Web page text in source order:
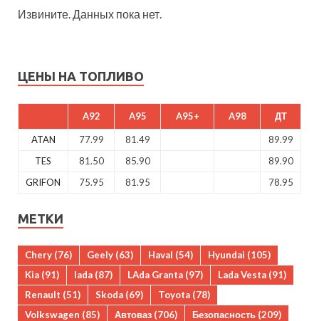
Извините. Данных пока нет.
ЦЕНЫ НА ТОПЛИВО
A92 A95 A95+ A98 ДТ
ATAN 77.99 81.49
89.99
TES
81.50 85.90
89.90
GRIFON
75.95 81.95 78.95
МЕТКИ
Chery (76) Geely (63) Haval (54) Hyundai (105)
Kia (91) lada (87) LAda Granta (97) Lada Vesta (91)
Renault (51) Skoda (69) Toyota (78)
Volkswagen (85) Автоваз (706) Безопасность (209)